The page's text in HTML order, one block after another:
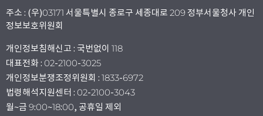
주소 : (우)03171 서울특별시 종로구 세종대로 209 정부서울청사 개인
정보보호위원회
개인정보침해신고 : 국번없이 118
대표전화 : 02-2100-3025
개인정보분쟁조정위원회 : 1833-6972
법령해석지원센터 : 02-2100-3043
월~금 9:00~18:00, 공휴일 제외